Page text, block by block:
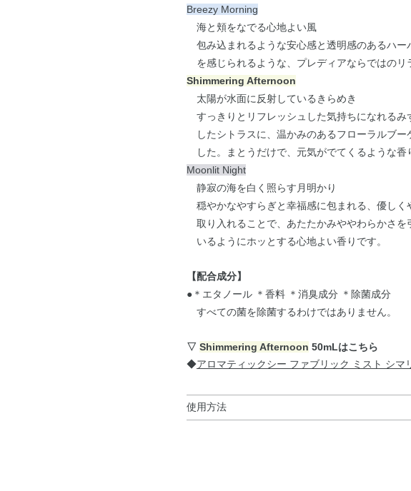
Breezy Morning
海と頬をなでる心地よい風
包み込まれるような安心感と透明感のあるハ
を感じられるような、プレディアならではのリ
Shimmering Afternoon
太陽が水面に反射しているきらめき
すっきりとリフレッシュした気持ちになれる
したシトラスに、温かみのあるフローラルブ
した。まとうだけで、元気がでてくるような香
Moonlit Night
静寂の海を白く照らす月明かり
穏やかなやすらぎと幸福感に包まれる、優し
取り入れることで、あたたかみややわらかさ
いるようにホッとする心地よい香りです。
【配合成分】
●＊エタノール ＊香料 ＊消臭成分 ＊除菌成分
すべての菌を除菌するわけではありません。
▽ Shimmering Afternoon 50mLはこちら
◆アロマティックシー ファブリック ミスト シマ
使用方法